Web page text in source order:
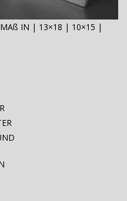
IN | 13×18 | 10×15 |